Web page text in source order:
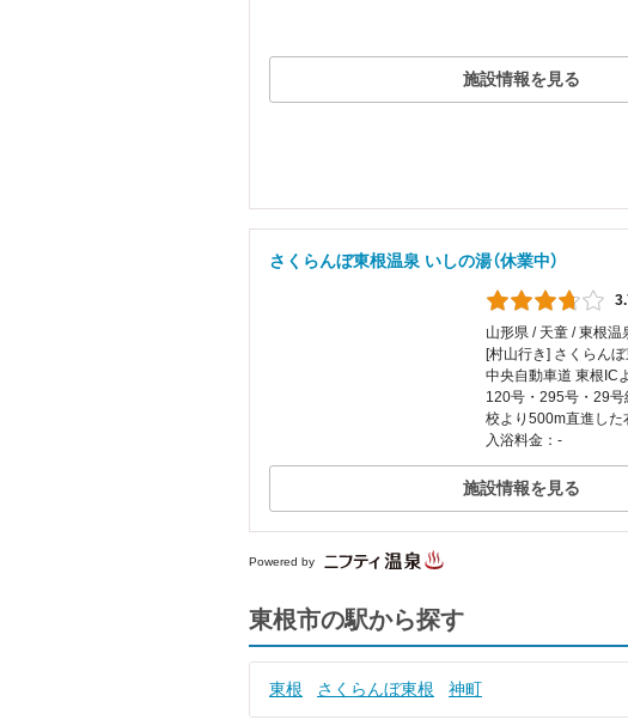
施設情報を見る
さくらんぼ東根温泉 いしの湯（休業中）
山形県 / 天童 / 東根
[村山行き] さくらん
中央自動車道 東根IC
120号・295号・29号
校より500m直進した
入浴料金：-
施設情報を見る
Powered by
東根市の駅から探す
東根 さくらんぼ東根 神町